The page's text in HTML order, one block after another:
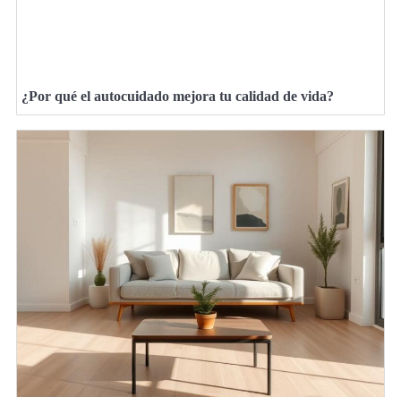
¿Por qué el autocuidado mejora tu calidad de vida?